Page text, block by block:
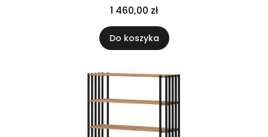
1 460,00 zł
Do koszyka